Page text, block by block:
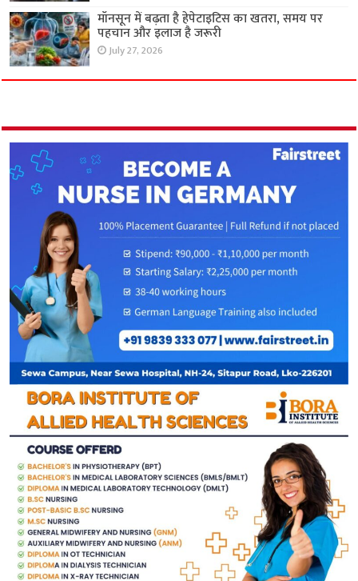
मॉनसून में बढ़ता है हेपेटाइटिस का खतरा, समय पर
पहचान और इलाज है जरूरी
July 27, 2026